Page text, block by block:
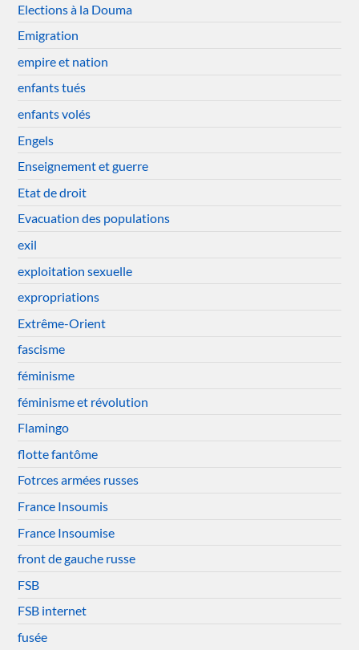
Elections à la Douma
Emigration
empire et nation
enfants tués
enfants volés
Engels
Enseignement et guerre
Etat de droit
Evacuation des populations
exil
exploitation sexuelle
expropriations
Extrême-Orient
fascisme
féminisme
féminisme et révolution
Flamingo
flotte fantôme
Fotrces armées russes
France Insoumis
France Insoumise
front de gauche russe
FSB
FSB internet
fusée